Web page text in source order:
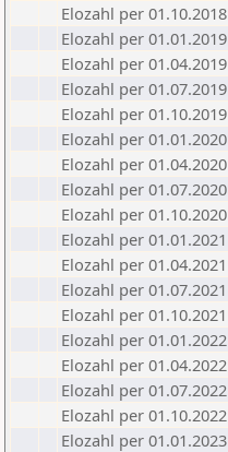
Elozahl per 01.10.2018
Elozahl per 01.01.2019
Elozahl per 01.04.2019
Elozahl per 01.07.2019
Elozahl per 01.10.2019
Elozahl per 01.01.2020
Elozahl per 01.04.2020
Elozahl per 01.07.2020
Elozahl per 01.10.2020
Elozahl per 01.01.2021
Elozahl per 01.04.2021
Elozahl per 01.07.2021
Elozahl per 01.10.2021
Elozahl per 01.01.2022
Elozahl per 01.04.2022
Elozahl per 01.07.2022
Elozahl per 01.10.2022
Elozahl per 01.01.2023